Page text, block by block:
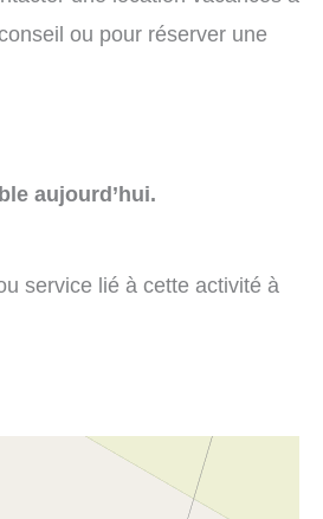
ou pour réserver une
aujourd’hui.
service lié à cette activité à